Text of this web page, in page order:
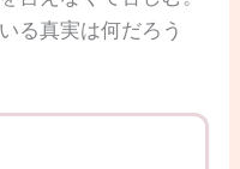
る真実は何だろう